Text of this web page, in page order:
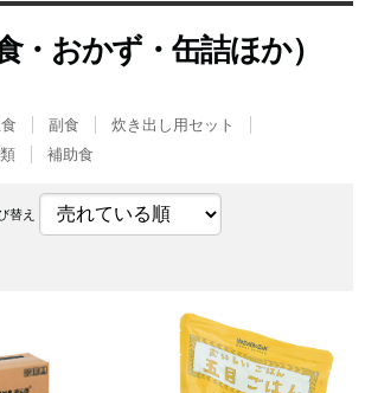
・おかず・缶詰ほか）
副食
炊き出し用セット
補助食
替え